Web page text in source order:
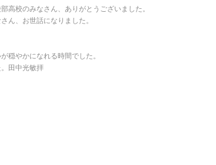
高校のみなさん、ありがとうございました。
ん、お世話になりました。
穏やかになれる時間でした。
田中光敏拝